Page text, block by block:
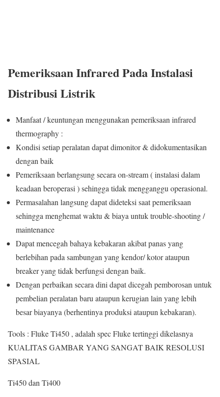
Pemeriksaan Infrared Pada Instalasi
Distribusi Listrik
Manfaat / keuntungan menggunakan pemeriksaan infrared
thermography :
Kondisi setiap peralatan dapat dimonitor & didokumentasikan
dengan baik
Pemeriksaan berlangsung secara on-stream ( instalasi dalam
keadaan beroperasi ) sehingga tidak mengganggu operasional.
Permasalahan langsung dapat dideteksi saat pemeriksaan
sehingga menghemat waktu & biaya untuk trouble-shooting /
maintenance
Dapat mencegah bahaya kebakaran akibat panas yang
berlebihan pada sambungan yang kendor/ kotor ataupun
breaker yang tidak berfungsi dengan baik.
Dengan perbaikan secara dini dapat dicegah pemborosan untuk
pembelian peralatan baru ataupun kerugian lain yang lebih
besar biayanya (berhentinya produksi ataupun kebakaran).
Tools : Fluke Ti450 , adalah spec Fluke tertinggi dikelasnya
KUALITAS GAMBAR YANGSANGAT BAIKRESOLUSI
SPASIAL
Ti450 dan Ti400